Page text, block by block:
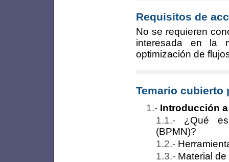
Requisitos de
No se requieren
interesada en la
optimización de
Temario cubierto
Introducción a
¿Qué
(BPMN)?
Material